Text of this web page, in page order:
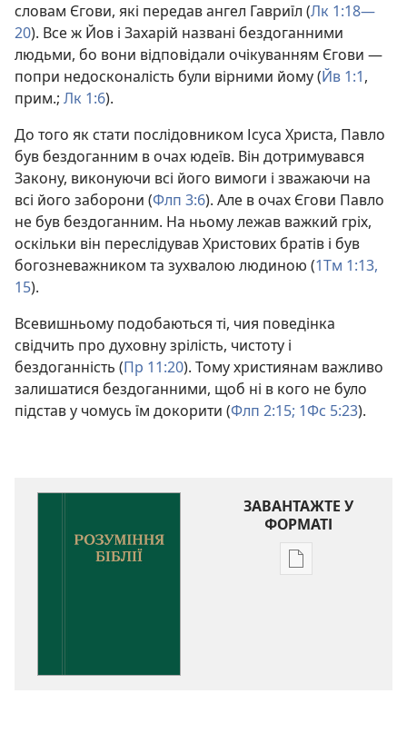
словам Єгови, які передав ангел Гавриїл (Лк 1:18—
20). Все ж Йов і Захарій названі бездоганними
людьми, бо вони відповідали очікуванням Єгови —
попри недосконалість були вірними йому (Йв 1:1,
прим.; Лк 1:6).
До того як стати послідовником Ісуса Христа, Павло
був бездоганним в очах юдеїв. Він дотримувався
Закону, виконуючи всі його вимоги і зважаючи на
всі його заборони (Флп 3:6). Але в очах Єгови Павло
не був бездоганним. На ньому лежав важкий гріх,
оскільки він переслідував Христових братів і був
богозневажником та зухвалою людиною (1Тм 1:13,
15).
Всевишньому подобаються ті, чия поведінка
свідчить про духовну зрілість, чистоту і
бездоганність (Пр 11:20). Тому християнам важливо
залишатися бездоганними, щоб ні в кого не було
підстав у чомусь їм докорити (Флп 2:15; 1Фс 5:23).
ЗАВАНТАЖТЕ У
ФОРМАТІ
Параметри